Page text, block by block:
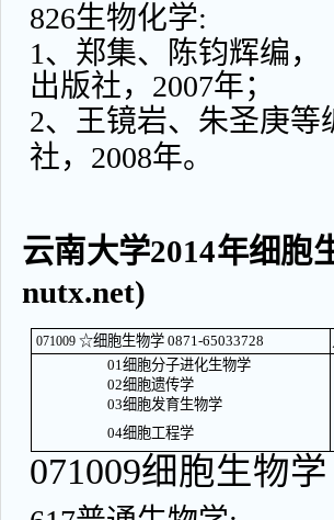
826生物化学:
1、郑集、陈钧辉编
出版社，2007年；
2、王镜岩、朱圣庚
社，2008年。
云南大学2014年细胞
nutx.net)
071009 ☆细胞生物学 0871-65033728
01细胞分子进化生物学
02细胞遗传学
03细胞发育生物学
04细胞工程学
071009细胞生物学